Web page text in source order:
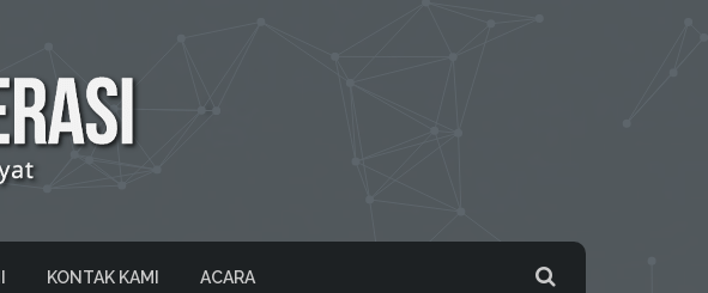
KONTAK KAMI ACARA